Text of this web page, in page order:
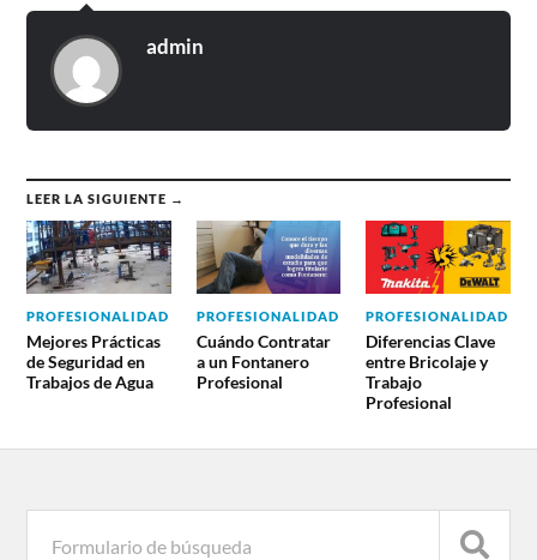
admin
LEER LA SIGUIENTE →
PROFESIONALIDAD
Mejores Prácticas
de Seguridad en
Trabajos de Agua
PROFESIONALIDAD
Cuándo Contratar
a un Fontanero
Profesional
PROFESIONALIDAD
Diferencias Clave
entre Bricolaje y
Trabajo
Profesional